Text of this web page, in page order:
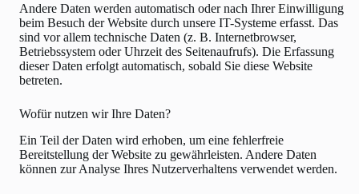
Andere Daten werden automatisch oder nach Ihrer Einwilligung
beim Besuch der Website durch unsere IT-Systeme erfasst. Das
sind vor allem technische Daten (z. B. Internetbrowser,
Betriebssystem oder Uhrzeit des Seitenaufrufs). Die Erfassung
dieser Daten erfolgt automatisch, sobald Sie diese Website
betreten.
Wofür nutzen wir Ihre Daten?
Ein Teil der Daten wird erhoben, um eine fehlerfreie
Bereitstellung der Website zu gewährleisten. Andere Daten
können zur Analyse Ihres Nutzerverhaltens verwendet werden.